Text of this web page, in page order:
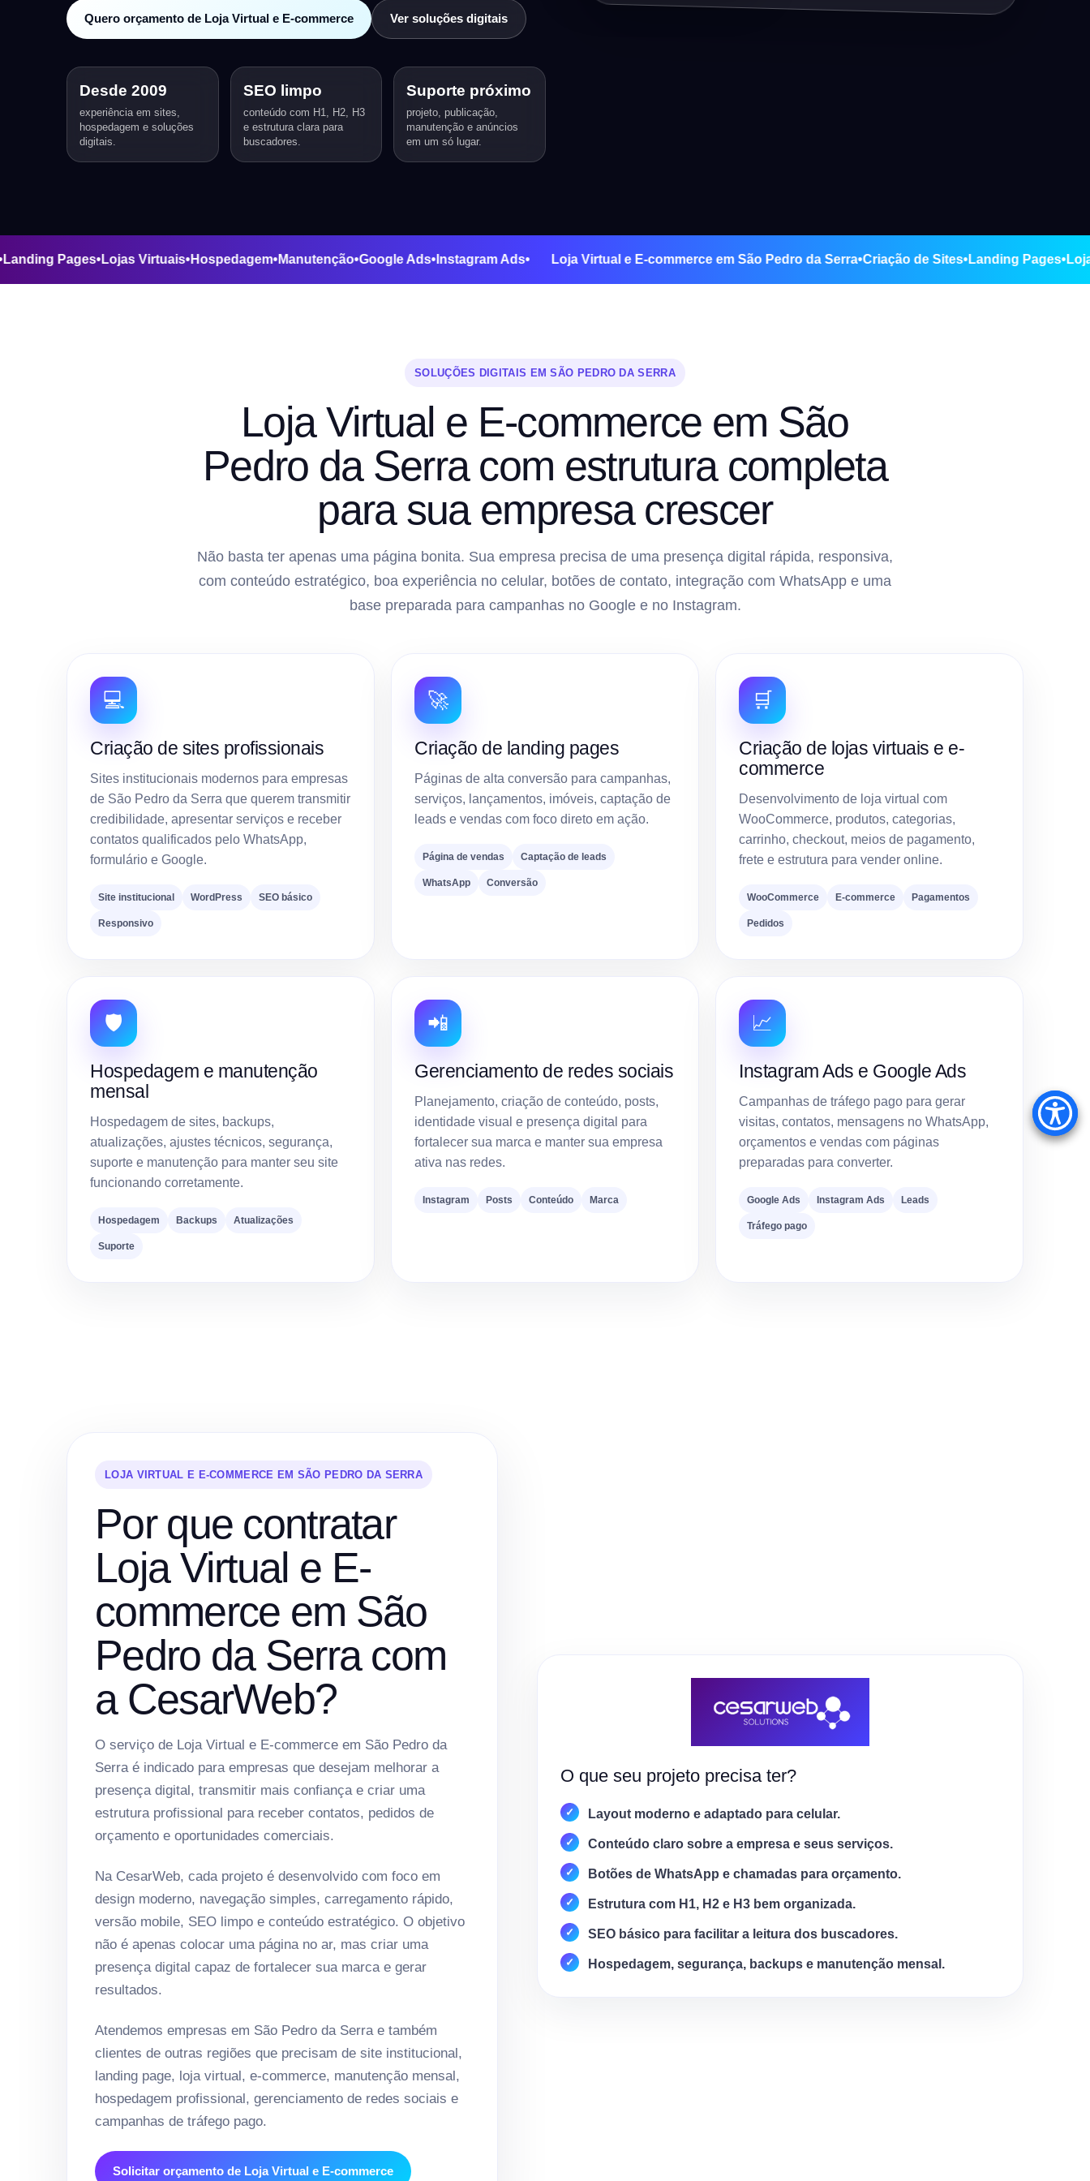
Quero orçamento de Loja Virtual e E-commerce Ver soluções digitais
Desde 2009
experiência em sites,
hospedagem e soluções
digitais.
SEO limpo
conteúdo com H1, H2, H3
e estrutura clara para
buscadores.
Suporte próximo
projeto, publicação,
manutenção e anúncios
em um só lugar.
Sites•Landing Pages•Lojas Virtuais•Hospedagem•Manutenção •Google Ads•Instagram Ads• Loja Virtual e E-commerce em São Pedro da Serra•Criação de Sites•Landing
SOLUÇÕES DIGITAIS EM SÃO PEDRO DA SERRA
Loja Virtual e E-commerce em São
Pedro da Serra com estrutura completa
para sua empresa crescer
Não basta ter apenas uma página bonita. Sua empresa precisa de uma presença digital rápida, responsiva,
com conteúdo estratégico, boa experiência no celular, botões de contato, integração com WhatsApp e uma
base preparada para campanhas no Google e no Instagram.
💻
Criação de sites profissionais
Sites institucionais modernos para empresas
de São Pedro da Serra que querem transmitir
credibilidade, apresentar serviços e receber
contatos qualificados pelo WhatsApp,
formulário e Google.
Site institucional WordPress SEO básico
Responsivo
🚀
Criação de landing pages
Páginas de alta conversão para campanhas,
serviços, lançamentos, imóveis, captação de
leads e vendas com foco direto em ação.
Página de vendas Captação de leads
WhatsApp Conversão
🛒
Criação de lojas virtuais e e-
commerce
Desenvolvimento de loja virtual com
WooCommerce, produtos, categorias,
carrinho, checkout, meios de pagamento,
frete e estrutura para vender online.
WooCommerce E-commerce Pagamentos
Pedidos
🛡️
Hospedagem e manutenção
mensal
Hospedagem de sites, backups,
atualizações, ajustes técnicos, segurança,
suporte e manutenção para manter seu site
funcionando corretamente.
Hospedagem Backups Atualizações
Suporte
📲
Gerenciamento de redes sociais
Planejamento, criação de conteúdo, posts,
identidade visual e presença digital para
fortalecer sua marca e manter sua empresa
ativa nas redes.
Instagram Posts Conteúdo Marca
📈
Instagram Ads e Google Ads
Campanhas de tráfego pago para gerar
visitas, contatos, mensagens no WhatsApp,
orçamentos e vendas com páginas
preparadas para converter.
Google Ads Instagram Ads Leads
Tráfego pago
LOJA VIRTUAL E E-COMMERCE EM SÃO PEDRO DA SERRA
Por que contratar
Loja Virtual e E-
commerce em São
Pedro da Serra com
a CesarWeb?
O serviço de Loja Virtual e E-commerce em São Pedro da
Serra é indicado para empresas que desejam melhorar a
presença digital, transmitir mais confiança e criar uma
estrutura profissional para receber contatos, pedidos de
orçamento e oportunidades comerciais.
Na CesarWeb, cada projeto é desenvolvido com foco em
design moderno, navegação simples, carregamento rápido,
versão mobile, SEO limpo e conteúdo estratégico. O objetivo
não é apenas colocar uma página no ar, mas criar uma
presença digital capaz de fortalecer sua marca e gerar
resultados.
Atendemos empresas em São Pedro da Serra e também
clientes de outras regiões que precisam de site institucional,
landing page, loja virtual, e-commerce, manutenção mensal,
hospedagem profissional, gerenciamento de redes sociais e
campanhas de tráfego pago.
Solicitar orçamento de Loja Virtual e E-commerce
O que seu projeto precisa ter?
Layout moderno e adaptado para celular.
Conteúdo claro sobre a empresa e seus serviços.
Botões de WhatsApp e chamadas para orçamento.
Estrutura com H1, H2 e H3 bem organizada.
SEO básico para facilitar a leitura dos buscadores.
Hospedagem, segurança, backups e manutenção mensal.